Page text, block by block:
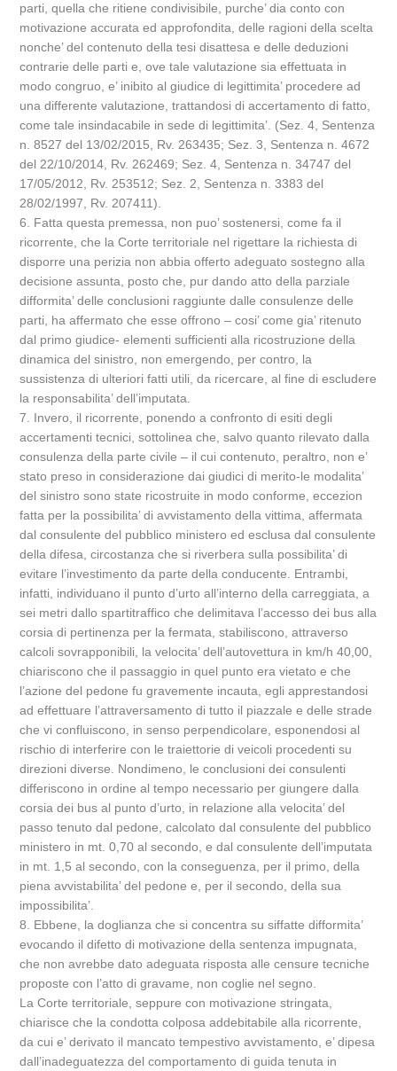
parti, quella che ritiene condivisibile, purche’ dia conto con
motivazione accurata ed approfondita, delle ragioni della scelta
nonche’ del contenuto della tesi disattesa e delle deduzioni
contrarie delle parti e, ove tale valutazione sia effettuata in
modo congruo, e’ inibito al giudice di legittimita’ procedere ad
una differente valutazione, trattandosi di accertamento di fatto,
come tale insindacabile in sede di legittimita’. (Sez. 4, Sentenza
n. 8527 del 13/02/2015, Rv. 263435; Sez. 3, Sentenza n. 4672
del 22/10/2014, Rv. 262469; Sez. 4, Sentenza n. 34747 del
17/05/2012, Rv. 253512; Sez. 2, Sentenza n. 3383 del
28/02/1997, Rv. 207411).
6. Fatta questa premessa, non puo’ sostenersi, come fa il
ricorrente, che la Corte territoriale nel rigettare la richiesta di
disporre una perizia non abbia offerto adeguato sostegno alla
decisione assunta, posto che, pur dando atto della parziale
difformita’ delle conclusioni raggiunte dalle consulenze delle
parti, ha affermato che esse offrono – cosi’ come gia’ ritenuto
dal primo giudice- elementi sufficienti alla ricostruzione della
dinamica del sinistro, non emergendo, per contro, la
sussistenza di ulteriori fatti utili, da ricercare, al fine di escludere
la responsabilita’ dell’imputata.
7. Invero, il ricorrente, ponendo a confronto di esiti degli
accertamenti tecnici, sottolinea che, salvo quanto rilevato dalla
consulenza della parte civile – il cui contenuto, peraltro, non e’
stato preso in considerazione dai giudici di merito-le modalita’
del sinistro sono state ricostruite in modo conforme, eccezion
fatta per la possibilita’ di avvistamento della vittima, affermata
dal consulente del pubblico ministero ed esclusa dal consulente
della difesa, circostanza che si riverbera sulla possibilita’ di
evitare l’investimento da parte della conducente. Entrambi,
infatti, individuano il punto d’urto all’interno della carreggiata, a
sei metri dallo spartitraffico che delimitava l’accesso dei bus alla
corsia di pertinenza per la fermata, stabiliscono, attraverso
calcoli sovrapponibili, la velocita’ dell’autovettura in km/h 40,00,
chiariscono che il passaggio in quel punto era vietato e che
l’azione del pedone fu gravemente incauta, egli apprestandosi
ad effettuare l’attraversamento di tutto il piazzale e delle strade
che vi confluiscono, in senso perpendicolare, esponendosi al
rischio di interferire con le traiettorie di veicoli procedenti su
direzioni diverse. Nondimeno, le conclusioni dei consulenti
differiscono in ordine al tempo necessario per giungere dalla
corsia dei bus al punto d’urto, in relazione alla velocita’ del
passo tenuto dal pedone, calcolato dal consulente del pubblico
ministero in mt. 0,70 al secondo, e dal consulente dell’imputata
in mt. 1,5 al secondo, con la conseguenza, per il primo, della
piena avvistabilita’ del pedone e, per il secondo, della sua
impossibilita’.
8. Ebbene, la doglianza che si concentra su siffatte difformita’
evocando il difetto di motivazione della sentenza impugnata,
che non avrebbe dato adeguata risposta alle censure tecniche
proposte con l’atto di gravame, non coglie nel segno.
La Corte territoriale, seppure con motivazione stringata,
chiarisce che la condotta colposa addebitabile alla ricorrente,
da cui e’ derivato il mancato tempestivo avvistamento, e’ dipesa
dall’inadeguatezza del comportamento di guida tenuta in